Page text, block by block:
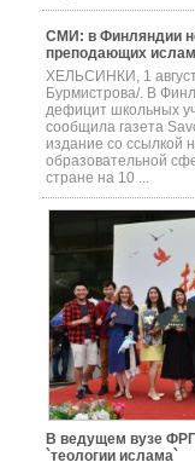
СМИ: в Финляндии
преподающих ислам
ХЕЛЬСИНКИ, 1
Бурмистрова/. В
дефицит школьных
сообщила газета
издание со ссылкой
образовательной
стране на 10 ...
В ведущем вузе ФРГ
`теологии ислама`